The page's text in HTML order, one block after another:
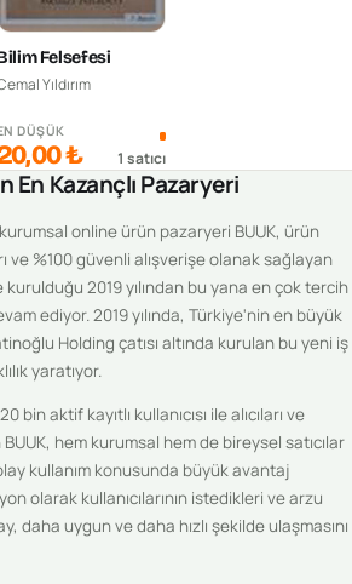
Felsefesi
Yıldırım
DÜŞÜK
₺ 1 satıcı
En Kazançlı Pazaryeri
online ürün pazaryeri BUUK, ürün
ve %100 güvenli alışverişe olanak sağlayan
2019 yılından bu yana en çok tercih
ediyor. 2019 yılında, Türkiye'nin en büyük
Holding çatısı altında kurulan bu yeni iş
yaratıyor.
bin aktif kayıtlı kullanıcısı ile alıcıları ve
hem kurumsal hem de bireysel satıcılar
kullanım konusunda büyük avantaj
olarak kullanıcılarının istedikleri ve arzu
daha uygun ve daha hızlı şekilde ulaşmasını